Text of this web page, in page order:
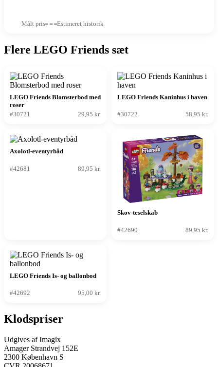
Målt pris Estimeret historik
Flere LEGO Friends sæt
LEGO Friends Blomsterbod med
roser
#30721
29,95 kr.
LEGO Friends Kaninhus i haven
#30722 58,95 kr.
Axolotl-eventyrbåd
#42681 89,95 kr.
Skov-teselskab
#42690 89,95 kr.
LEGO Friends Is- og ballonbod
#42692 95,00 kr.
Klodspriser
Udgives af Imagix
Amager Strandvej 152E
2300 København S